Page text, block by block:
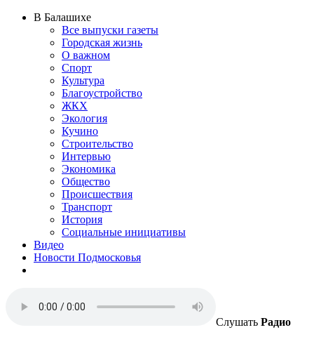
В Балашихе
Все выпуски газеты
Городская жизнь
О важном
Спорт
Культура
Благоустройство
ЖКХ
Экология
Кучино
Строительство
Интервью
Экономика
Общество
Происшествия
Транспорт
История
Социальные инициативы
Видео
Новости Подмосковья
Слушать Радио